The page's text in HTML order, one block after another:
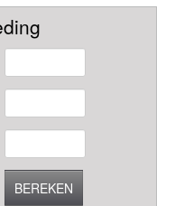
BEREKEN